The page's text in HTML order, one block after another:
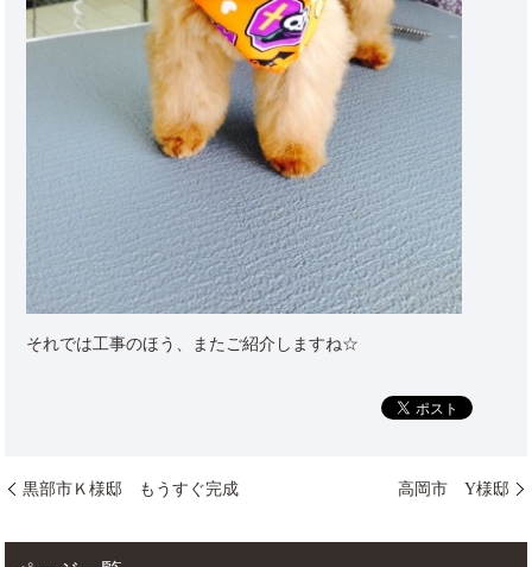
それでは工事のほう、またご紹介しますね☆
黒部市Ｋ様邸 もうすぐ完成 高岡市 Y様邸